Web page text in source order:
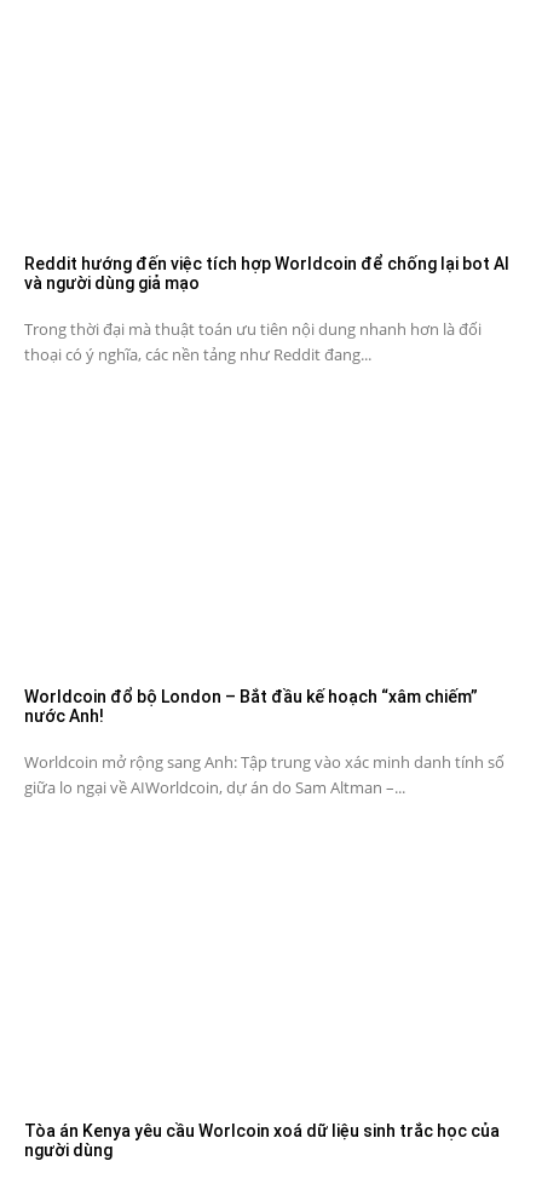
Reddit hướng đến việc tích hợp Worldcoin để chống lại bot AI
và người dùng giả mạo
Trong thời đại mà thuật toán ưu tiên nội dung nhanh hơn là đối
thoại có ý nghĩa, các nền tảng như Reddit đang...
Worldcoin đổ bộ London – Bắt đầu kế hoạch “xâm chiếm”
nước Anh!
Worldcoin mở rộng sang Anh: Tập trung vào xác minh danh tính số
giữa lo ngại về AIWorldcoin, dự án do Sam Altman –...
Tòa án Kenya yêu cầu Worlcoin xoá dữ liệu sinh trắc học của
người dùng